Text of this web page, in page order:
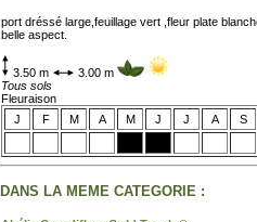
port dréssé large,feuillage vert ,fleur plate
belle aspect.
3.50 m
3.00 m
Tous sols
Fleuraison
J
F M A M J J A S
DANS LA MEME CATEGORIE :